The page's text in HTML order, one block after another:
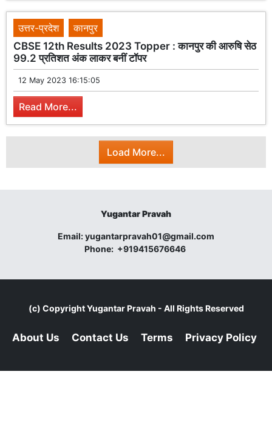
उत्तर-प्रदेश
कानपुर
CBSE 12th Results 2023 Topper : कानपुर की आरुषि सेठ
99.2 प्रतिशत अंक लाकर बनीं टॉपर
12 May 2023 16:15:05
Read More...
Load More...
Yugantar Pravah
Email:yugantarpravah01@gmail.com
Phone: +919415676646
(c) CopyrightYugantar Pravah - All Rights Reserved
About Us Contact Us Terms Privacy Policy